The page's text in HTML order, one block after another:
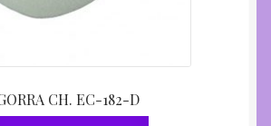
CH. EC-182-D